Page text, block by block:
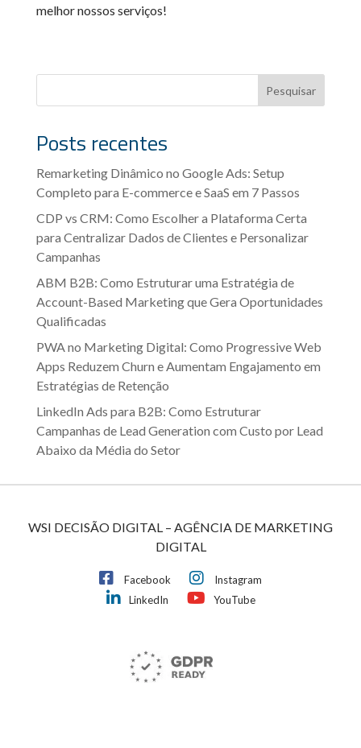
melhor nossos serviços!
Pesquisar
Posts recentes
Remarketing Dinâmico no Google Ads: Setup
Completo para E-commerce e SaaS em 7 Passos
CDP vs CRM: Como Escolher a Plataforma Certa
para Centralizar Dados de Clientes e Personalizar
Campanhas
ABM B2B: Como Estruturar uma Estratégia de
Account-Based Marketing que Gera Oportunidades
Qualificadas
PWA no Marketing Digital: Como Progressive Web
Apps Reduzem Churn e Aumentam Engajamento em
Estratégias de Retenção
LinkedIn Ads para B2B: Como Estruturar
Campanhas de Lead Generation com Custo por Lead
Abaixo da Média do Setor
WSI DECISÃO DIGITAL – AGÊNCIA DE MARKETING
DIGITAL
Facebook
Instagram
LinkedIn
YouTube